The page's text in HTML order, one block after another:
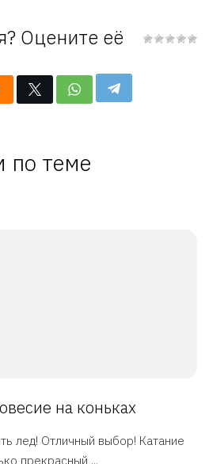
Оцените её
по теме
на коньках
лед! Отличный выбор! Катание
прекрасный ...